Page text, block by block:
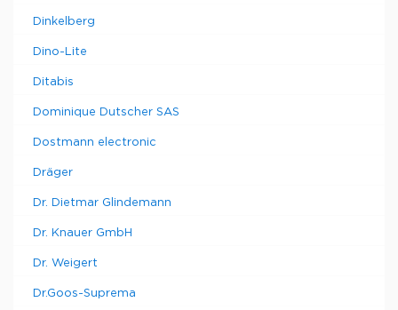
Dinkelberg
Dino-Lite
Ditabis
Dominique Dutscher SAS
Dostmann electronic
Dräger
Dr. Dietmar Glindemann
Dr. Knauer GmbH
Dr. Weigert
Dr.Goos-Suprema